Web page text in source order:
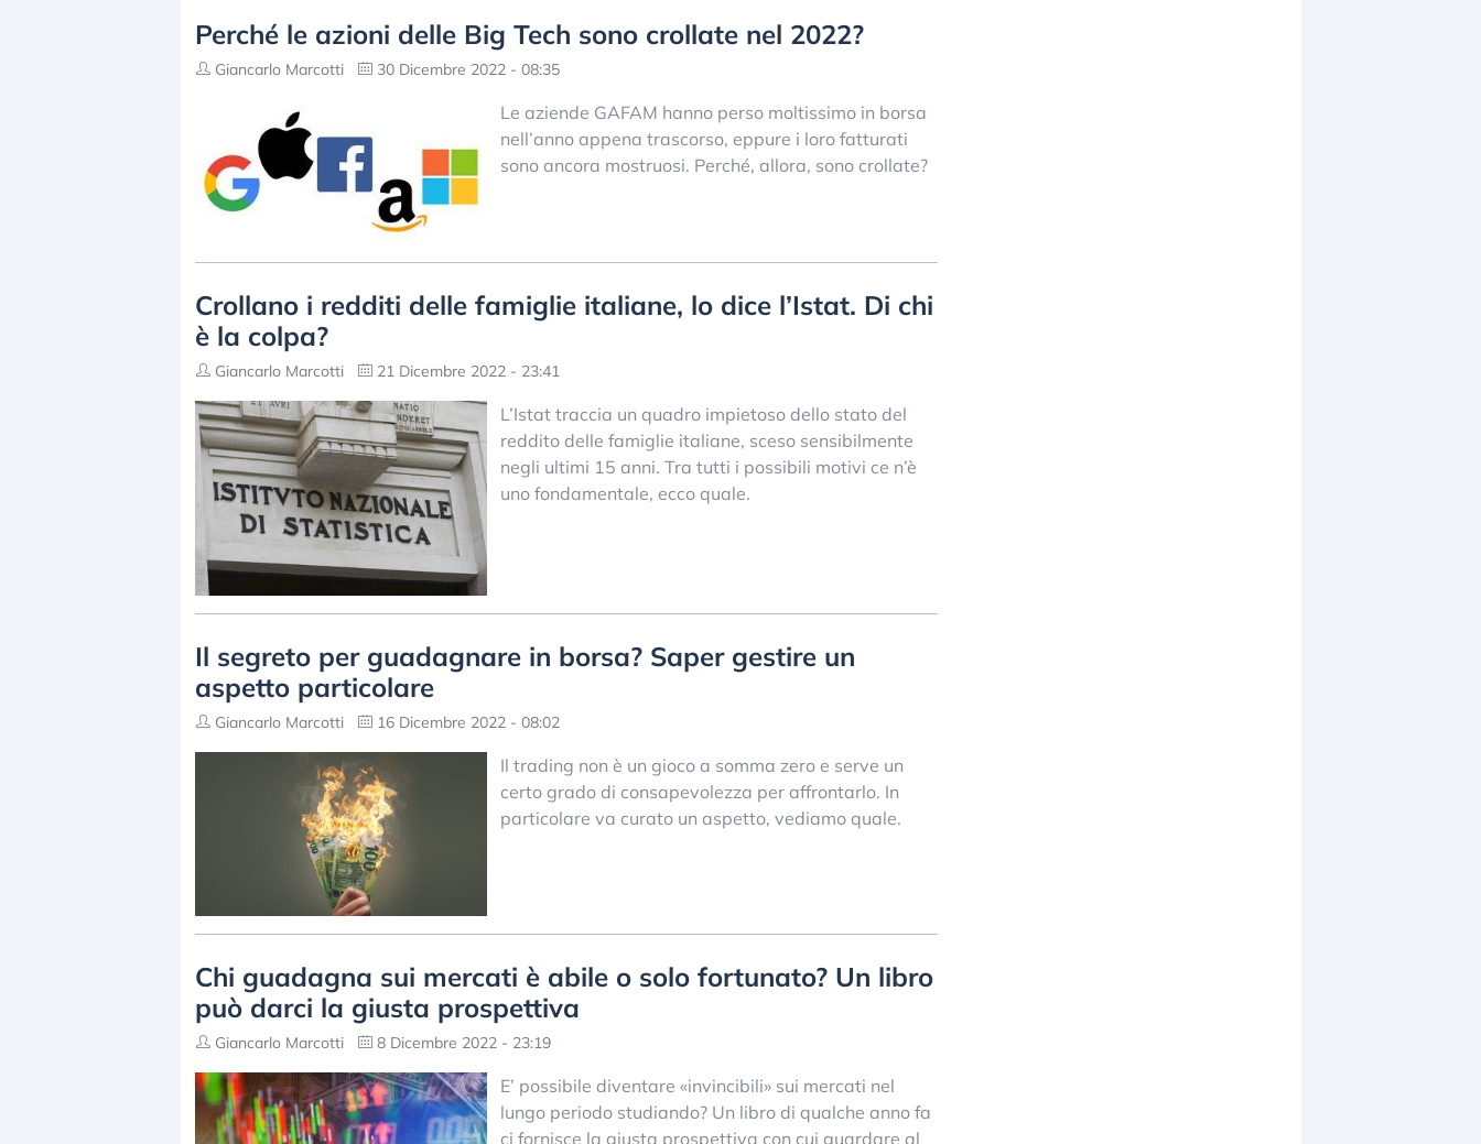
Perché le azioni delle Big Tech sono crollate nel 2022?
Giancarlo Marcotti 30 Dicembre 2022 - 08:35
Le aziende GAFAM hanno perso moltissimo in borsa
nell’anno appena trascorso, eppure i loro fatturati
sono ancora mostruosi. Perché, allora, sono crollate?
Crollano i redditi delle famiglie italiane, lo dice l’Istat. Di chi
è la colpa?
Giancarlo Marcotti 21 Dicembre 2022 - 23:41
L’Istat traccia un quadro impietoso dello stato del
reddito delle famiglie italiane, sceso sensibilmente
negli ultimi 15 anni. Tra tutti i possibili motivi ce n’è
uno fondamentale, ecco quale.
Il segreto per guadagnare in borsa? Saper gestire un
aspetto particolare
Giancarlo Marcotti 16 Dicembre 2022 - 08:02
Il trading non è un gioco a somma zero e serve un
certo grado di consapevolezza per affrontarlo. In
particolare va curato un aspetto, vediamo quale.
Chi guadagna sui mercati è abile o solo fortunato? Un libro
può darci la giusta prospettiva
Giancarlo Marcotti 8 Dicembre 2022 - 23:19
E’ possibile diventare «invincibili» sui mercati nel
lungo periodo studiando? Un libro di qualche anno fa
ci fornisce la giusta prospettiva con cui guardare al